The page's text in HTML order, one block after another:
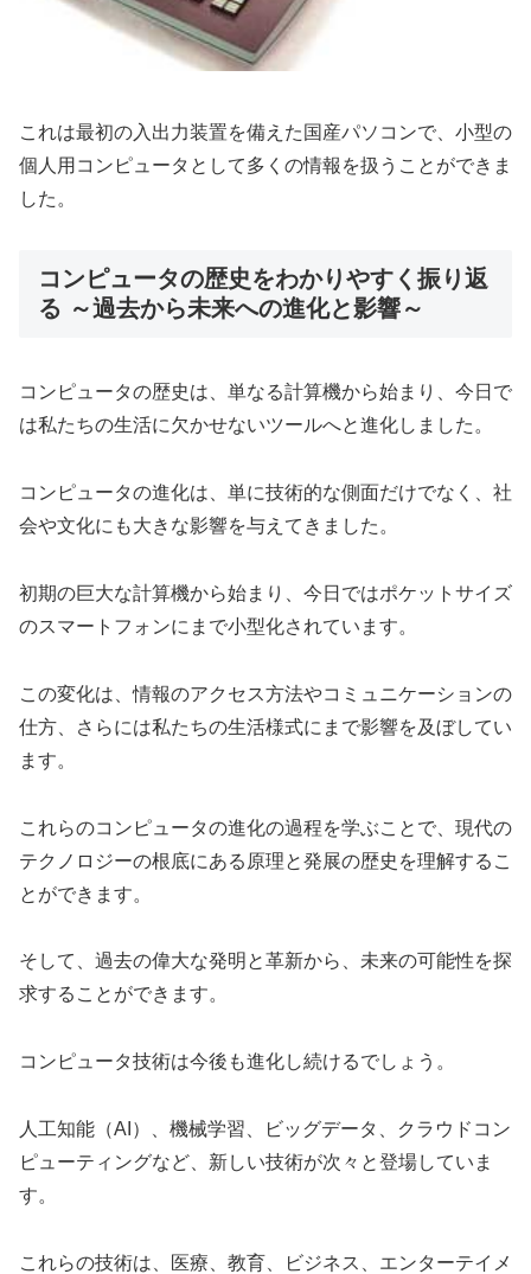
これは最初の入出力装置を備えた国産パソコンで、小型の
個人用コンピュータとして多くの情報を扱うことができま
した。
コンピュータの歴史をわかりやすく振り返
る ～過去から未来への進化と影響～
コンピュータの歴史は、単なる計算機から始まり、今日で
は私たちの生活に欠かせないツールへと進化しました。
コンピュータの進化は、単に技術的な側面だけでなく、社
会や文化にも大きな影響を与えてきました。
初期の巨大な計算機から始まり、今日ではポケットサイズ
のスマートフォンにまで小型化されています。
この変化は、情報のアクセス方法やコミュニケーションの
仕方、さらには私たちの生活様式にまで影響を及ぼしてい
ます。
これらのコンピュータの進化の過程を学ぶことで、現代の
テクノロジーの根底にある原理と発展の歴史を理解するこ
とができます。
そして、過去の偉大な発明と革新から、未来の可能性を探
求することができます。
コンピュータ技術は今後も進化し続けるでしょう。
人工知能（AI）、機械学習、ビッグデータ、クラウドコン
ピューティングなど、新しい技術が次々と登場していま
す。
これらの技術は、医療、教育、ビジネス、エンターテイメ